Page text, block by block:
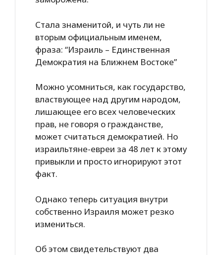
Стала знаменитой, и чуть ли не
вторым официальным именем,
фраза: “Израиль – Единственная
Демократия на Ближнем Востоке”
Можно усомниться, как государство,
властвующее над другим народом,
лишающее его всех человеческих
прав, не говоря о гражданстве,
может считаться демократией. Но
израильтяне-евреи за 48 лет к этому
привыкли и просто игнорируют этот
факт.
Однако теперь ситуация внутри
собственно Израиля может резко
измениться.
Об этом свидетельствуют два